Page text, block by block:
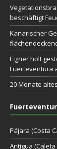
beschäftigt
Kanarischer
Eigner holt
Fuerteventura
20 Monate
Pájara (Costa
Antigua